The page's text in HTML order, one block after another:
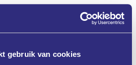
gebruik van cookies